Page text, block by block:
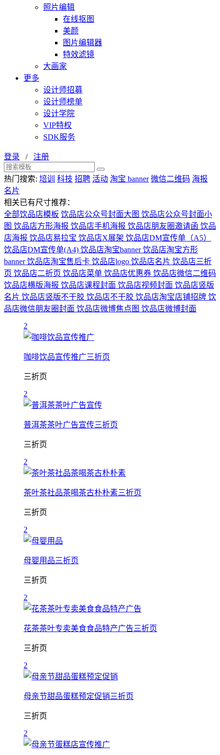
照片编辑
在线抠图
美颜
图片编辑器
特效滤镜
大画家
更多
设计师招募
设计师榜单
设计学院
VIP特权
SDK服务
登录 / 注册
热门搜索: 培训 科技 招聘 活动 淘宝 banner 微信二维码 海报
名片
相关已有尺寸推荐：
全部饮品店模板 饮品店公众号封面大图 饮品店公众号封面小
图 饮品店方形海报 饮品店手机海报 饮品店朋友圈邀请函 饮品
店海报 饮品店易拉宝 饮品店X展架 饮品店DM宣传单（A5）
饮品店DM宣传单(A4) 饮品店淘宝banner饮品店淘宝方形
banner饮品店淘宝售后卡 饮品店logo 饮品店名片 饮品店三折
页 饮品店二折页 饮品店菜单 饮品店优惠券 饮品店微信二维码
饮品店横版海报 饮品店课程封面 饮品店视频封面 饮品店竖版
名片 饮品店竖版不干胶 饮品店不干胶 饮品店淘宝店铺招牌 饮
品店微信朋友圈封面 饮品店微博焦点图 饮品店微博封面
2
咖啡饮品宣传推广三折页
三折页
2
普洱茶茶叶广告宣传三折页
三折页
2
茶叶茶社品茶喝茶古朴朴素三折页
三折页
2
母婴用品三折页
三折页
2
花茶茶叶专卖美食食品特产广告三折页
三折页
2
母亲节甜品蛋糕预定促销三折页
三折页
2